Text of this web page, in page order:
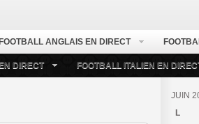
FOOTBALL ANGLAIS EN DIRECT
DIRECT FOOTBALL ITALIEN EN
JUIN
L